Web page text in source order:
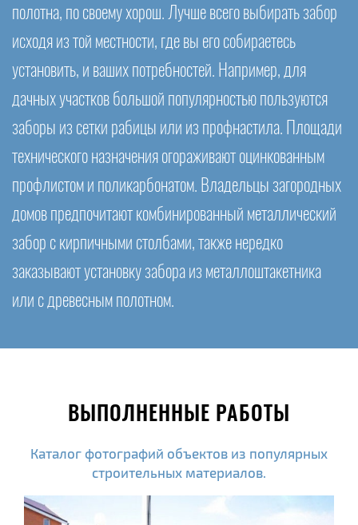
полотна, по своему хорош. Лучше всего выбирать забор
исходя из той местности, где вы его собираетесь
установить, и ваших потребностей. Например, для
дачных участков большой популярностью пользуются
заборы из сетки рабицы или из профнастила. Площади
технического назначения огораживают оцинкованным
профлистом и поликарбонатом. Владельцы загородных
домов предпочитают комбинированный металлический
забор с кирпичными столбами, также нередко
заказывают установку забора из металлоштакетника
или с древесным полотном.
ВЫПОЛНЕННЫЕ РАБОТЫ
Каталог фотографий объектов из популярных
строительных материалов.